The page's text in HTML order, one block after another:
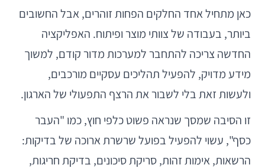
כאן מתחיל אחד החלקים הפחות זוהרים, אבל החשובים
ביותר, בעבודה של צוותי מוצר ופיתוח. האפליקציה
החדשה צריכה להתחבר למערכות מדור קודם, למשוך
מידע מדויק, להפעיל תהליכים עסקיים מורכבים,
ולעשות זאת בלי לשבור את הרצף התפעולי של הארגון.
זו הסיבה שמסך שנראה פשוט כלפי חוץ, כמו "העבר
כסף", עשוי להפעיל בפועל שרשרת ארוכה של בדיקות:
הרשאות, אימות זהות, סריקת סיכונים, בדיקת חריגות,